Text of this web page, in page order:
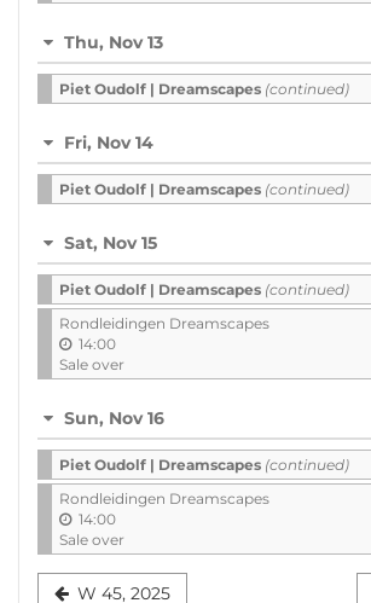
Thu, Nov 13
Piet Oudolf | Dreamscapes (continued)
Fri, Nov 14
Piet Oudolf | Dreamscapes (continued)
Sat, Nov 15
Piet Oudolf | Dreamscapes (continued)
Rondleidingen Dreamscapes
14:00
Sale over
Sun, Nov 16
Piet Oudolf | Dreamscapes (continued)
Rondleidingen Dreamscapes
14:00
Sale over
W 45, 2025